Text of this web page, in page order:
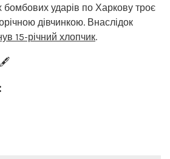
бомбових ударів по Харкову троє
дівчинкою. Внаслідок
15-річний хлопчик.
🖋️